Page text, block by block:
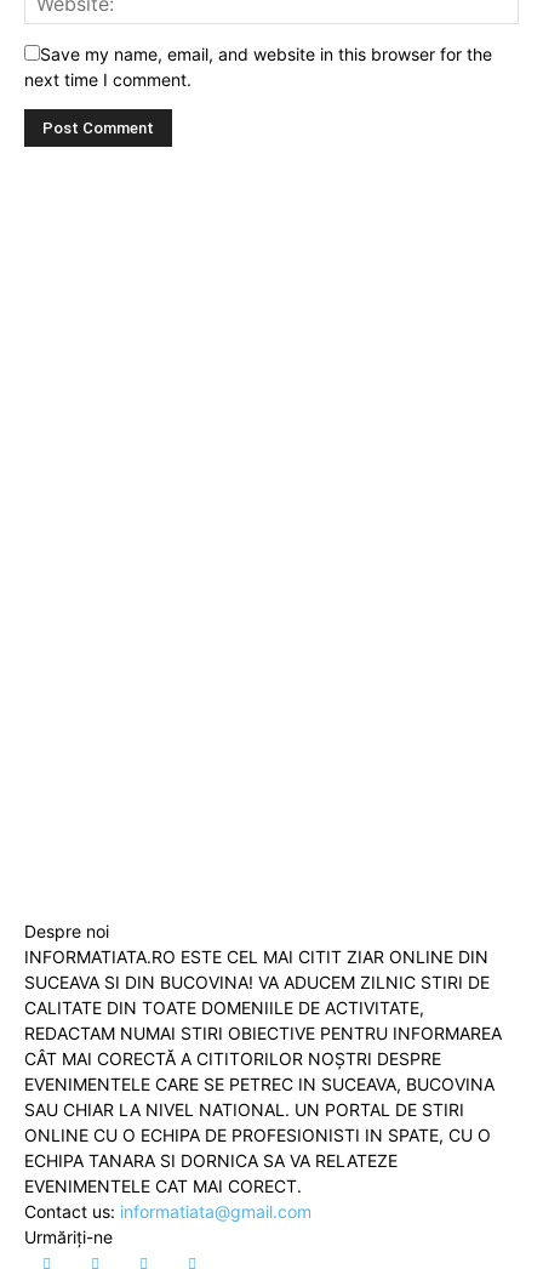
Save my name, email, and website in this browser for the
next time I comment.
Despre noi
INFORMATIATA.RO ESTE CEL MAI CITIT ZIAR ONLINE DIN
SUCEAVA SI DIN BUCOVINA! VA ADUCEM ZILNIC STIRI DE
CALITATE DIN TOATE DOMENIILE DE ACTIVITATE,
REDACTAM NUMAI STIRI OBIECTIVE PENTRU INFORMAREA
CÂT MAI CORECTĂ A CITITORILOR NOȘTRI DESPRE
EVENIMENTELE CARE SE PETREC IN SUCEAVA, BUCOVINA
SAU CHIAR LA NIVEL NATIONAL. UN PORTAL DE STIRI
ONLINE CU O ECHIPA DE PROFESIONISTI IN SPATE, CU O
ECHIPA TANARA SI DORNICA SA VA RELATEZE
EVENIMENTELE CAT MAI CORECT.
Contact us: informatiata@gmail.com
Urmăriți-ne